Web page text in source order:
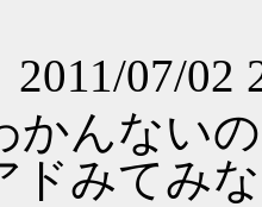
2011/07/
かんない
ドみてみ